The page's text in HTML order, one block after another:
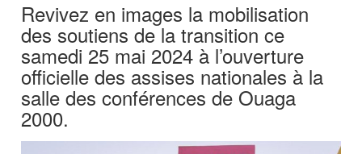
Revivez en images la mobilisation
des soutiens de la transition ce
samedi 25 mai 2024 à l’ouverture
officielle des assises nationales à la
salle des conférences de Ouaga
2000.